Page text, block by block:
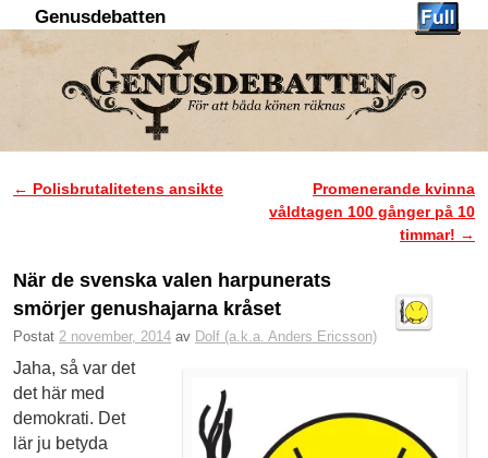
Genusdebatten
Inläggsnavigering
← Polisbrutalitetens ansikte
Promenerande kvinna
våldtagen 100 gånger på 10
timmar! →
När de svenska valen harpunerats
smörjer genushajarna kråset
Postat 2 november, 2014 av Dolf (a.k.a. Anders Ericsson)
Jaha, så var det
det här med
demokrati. Det
lär ju betyda